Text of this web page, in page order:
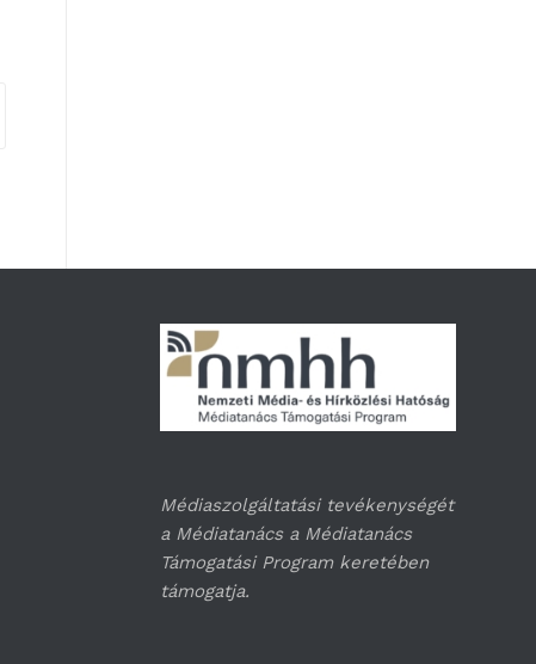
Médiaszolgáltatási tevékenységét
a Médiatanács a Médiatanács
Támogatási Program keretében
támogatja.